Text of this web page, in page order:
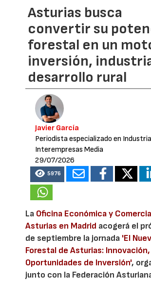
Asturias busca
convertir su
forestal en un
inversión,
desarrollo rural
Javier García
Periodista especializado en
Interempresas Media
29/07/2026
5976
La Oficina Económica y
Asturias en Madrid acogerá el
de septiembre la jornada 'El
Forestal de Asturias:
Oportunidades de Inversión',
junto con la Federación